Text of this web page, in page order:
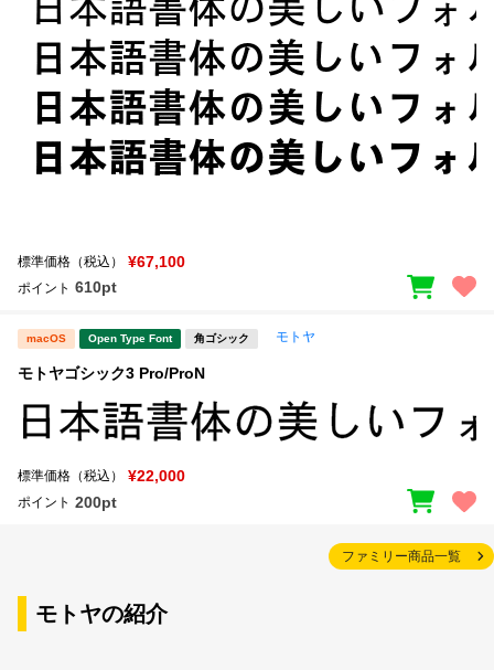
標準価格（税込） ¥67,100
ポイント 610pt
macOS Open Type Font 角ゴシック モトヤ
モトヤゴシック3 Pro/ProN
標準価格（税込） ¥22,000
ポイント 200pt
ファミリー商品一覧
モトヤの紹介